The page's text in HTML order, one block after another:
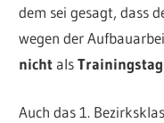
dem sei gesagt, dass
wegen der
nichtalsTrainingstag
Auch das 1.